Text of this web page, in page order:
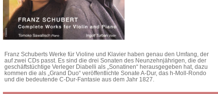
Franz Schuberts Werke für Violine und Klavier haben genau den Umfang, der
auf zwei CDs passt. Es sind die drei Sonaten des Neunzehnjährigen, die der
geschäftstüchtige Verleger Diabelli als „Sonatinen“ herausgegeben hat, dazu
kommen die als „Grand Duo“ veröffentlichte Sonate A-Dur, das h-Moll-Rondo
und die bedeutende C-Dur-Fantasie aus dem Jahr 1827.